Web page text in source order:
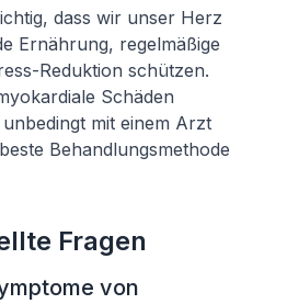
dass wir unser Herz
Ernährung, regelmäßige
Reduktion schützen.
Schäden
mit einem Arzt
Behandlungsmethode
Fragen
von